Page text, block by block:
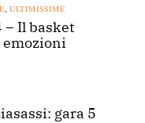
, ULTIMISSIME
– Il basket
emozioni
gara 5